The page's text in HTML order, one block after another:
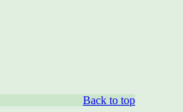
Back to top